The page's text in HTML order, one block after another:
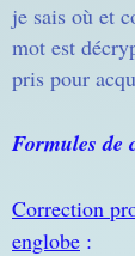
je sais où et
mot est
pris pour
Formules de
Correction
englobe :